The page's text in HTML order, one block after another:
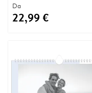
Da
22,99 €